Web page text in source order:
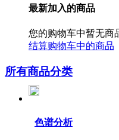
最新加入的商品
您的购物车中暂无商
结算购物车中的商品
所有商品分类
色谱分析